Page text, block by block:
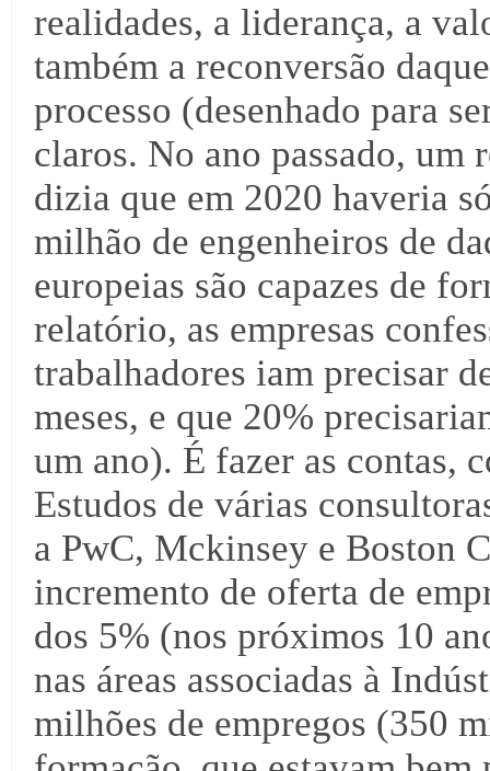
realidades, a liderança, a
também a reconversão
processo (desenhado para
claros. No ano passado,
dizia que em 2020 haveria
milhão de engenheiros de
europeias são capazes de
relatório, as empresas
trabalhadores iam precisar
meses, e que 20%
um ano). É fazer as contas,
Estudos de várias
a PwC, Mckinsey e Boston
incremento de oferta de
dos 5% (nos próximos 10
nas áreas associadas à
milhões de empregos (350